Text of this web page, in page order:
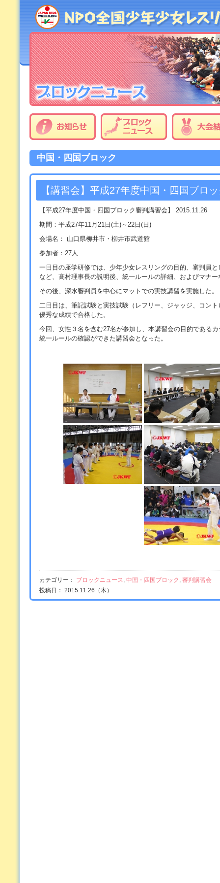
中国・四国ブロック
【講習会】平成27年度中国・四国ブロ
【平成27年度中国・四国ブロック審判講習会】 2015.11.26
期間：平成27年11月 21 日 (土)～ 22 日 ( 日 )
会場名 ： 山口県柳井市・柳井市武道館
参加者： 27人
一日目の座学研修では、少年少女レスリングの目的、審判員
など、髙村理事長の説明後、統一ルールの詳細、およびマナ
その後、深水審判員を中心にマットでの実技講習を実施した。
二日目は、筆記試験と実技試験（レフリー、ジャッジ、コン
優秀な成績で合格した。
今回、女性３名を含む27名が参加し、本講習会の目的である
統一ルールの確認ができた講習会となった。
カテゴリー： ブロックニュース, 中国・四国ブロック , 審判講習会
投稿日： 2015.11.26（木）